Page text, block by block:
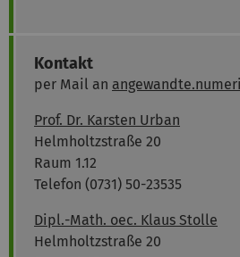
Kontakt
per Mail an
Prof. Dr. Karsten Urban
Helmholtzstraße 20
Raum 1.12
Telefon (0731) 50-23535
Dipl.-Math. oec. Klaus Stolle
Helmholtzstraße 20